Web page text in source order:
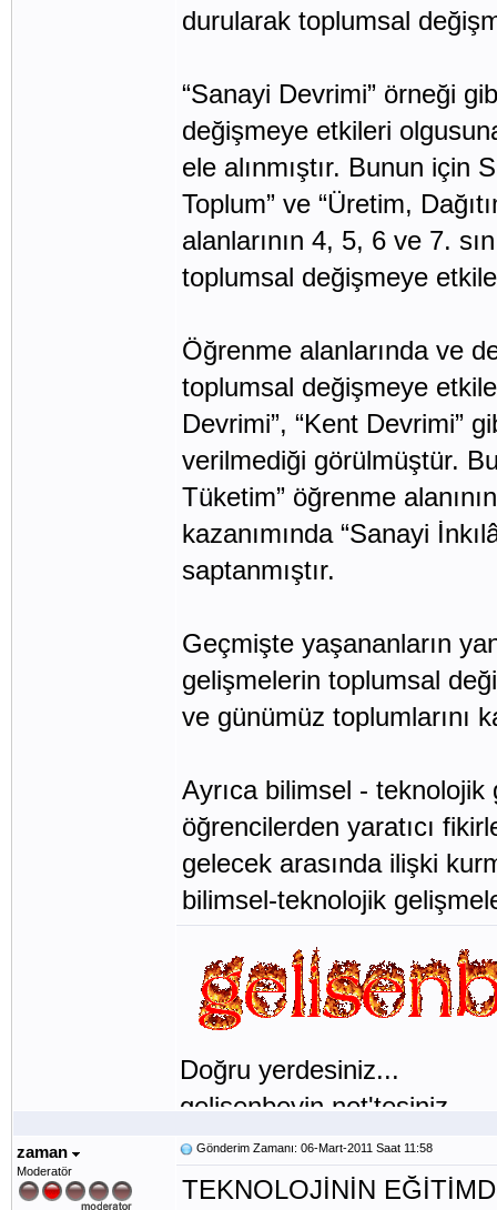
durularak toplumsal
“Sanayi Devrimi” örneği
değişmeye etkileri
ele alınmıştır. Bunun için
Toplum” ve “Üretim,
alanlarının 4, 5, 6 ve 7.
toplumsal değişmeye
Öğrenme alanlarında ve
toplumsal değişmeye
Devrimi”, “Kent Devrimi”
verilmediği görülmüştür.
Tüketim” öğrenme
kazanımında “Sanayi
saptanmıştır.
Geçmişte yaşananların
gelişmelerin toplumsal
ve günümüz toplumlarını
Ayrıca bilimsel -
öğrencilerden yaratıcı
gelecek arasında ilişki
bilimsel-teknolojik
Doğru yerdesiniz...
gelisenbeyin.net'tesiniz...
zaman
Moderatör
Gönderim Zamanı: 06-Mart-2011 Saat 11:58
TEKNOLOJİNİN